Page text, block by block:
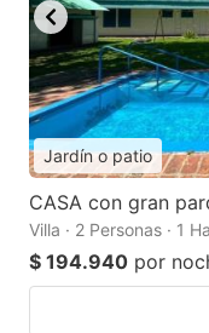
Jardín o patio
CASA con gran
Villa · 2 Personas · 1
$ 194.940 por